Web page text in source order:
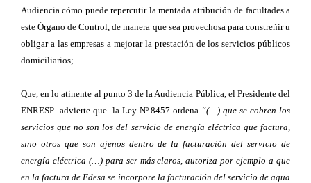
Audiencia cómo puede repercutir la mentada atribución de facultades a
este Órgano de Control, de manera que sea provechosa para constreñir u
obligar a las empresas a mejorar la prestación de los servicios públicos
domiciliarios;
Que, en lo atinente al punto 3 de la Audiencia Pública, el Presidente del
ENRESP advierte que la Ley Nº 8457 ordena “(…) que se cobren los
servicios que no son los del servicio de energía eléctrica que factura,
sino otros que son ajenos dentro de la facturación del servicio de
energía eléctrica (…) para ser más claros, autoriza por ejemplo a que
en la factura de Edesa se incorpore la facturación del servicio de agua